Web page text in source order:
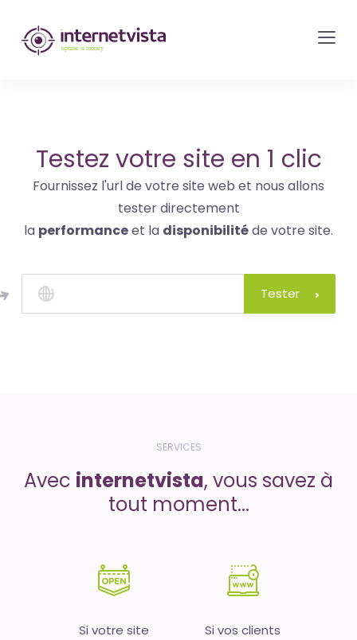
internetvista
monitoring
site
web
et
de
services
internet-
Uptime
is
Testez votre site en 1 clic
Fournissez l'url de votre site web et nous allons
tester directement
la performanceet la disponibilitéde votre site.
Tester
SERVICES
Avec internetvista, vous savez à
tout moment...
Si votre site
Si vos clients